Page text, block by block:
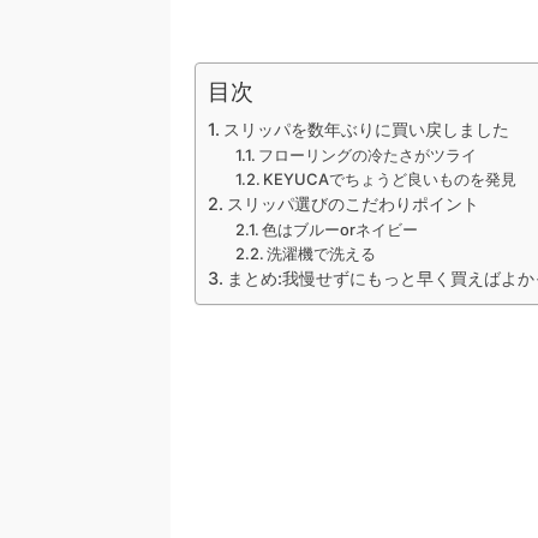
目次
スリッパを数年ぶりに買い戻しました
フローリングの冷たさがツライ
KEYUCAでちょうど良いものを発見
スリッパ選びのこだわりポイント
色はブルーorネイビー
洗濯機で洗える
まとめ:我慢せずにもっと早く買えばよ